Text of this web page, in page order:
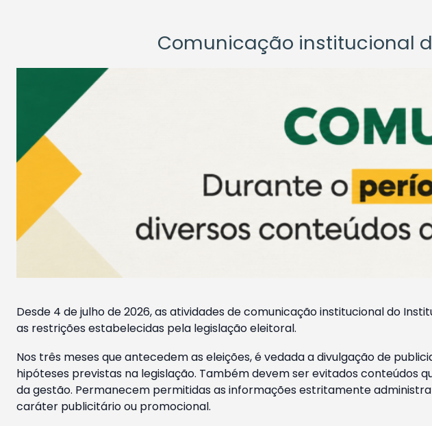
Comunicação institucional
Desde 4 de julho de 2026, as atividades de comunicação institucional do
as restrições estabelecidas pela legislação eleitoral.
Nos três meses que antecedem as eleições, é vedada a divulgação de
hipóteses previstas na legislação. Também devem ser evitados conteúdos
da gestão. Permanecem permitidas as informações estritamente
caráter publicitário ou promocional.